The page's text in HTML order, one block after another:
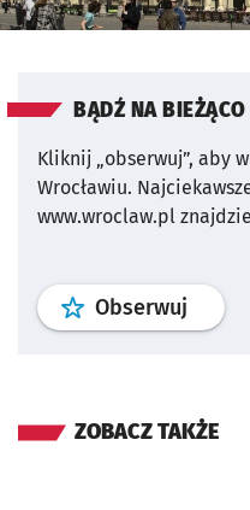
BĄDŹ NA
Kliknij „obserwuj”, aby
Wrocławiu.
www.wroclaw.pl
Obserwuj profil
ZOBACZ TAKŻE